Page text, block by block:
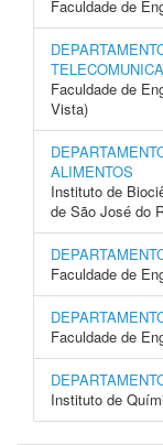
Faculdade de
Faculdade de
Vista)
ALIMENTOS
Instituto de
de São José do
Faculdade de
Faculdade de
Instituto de